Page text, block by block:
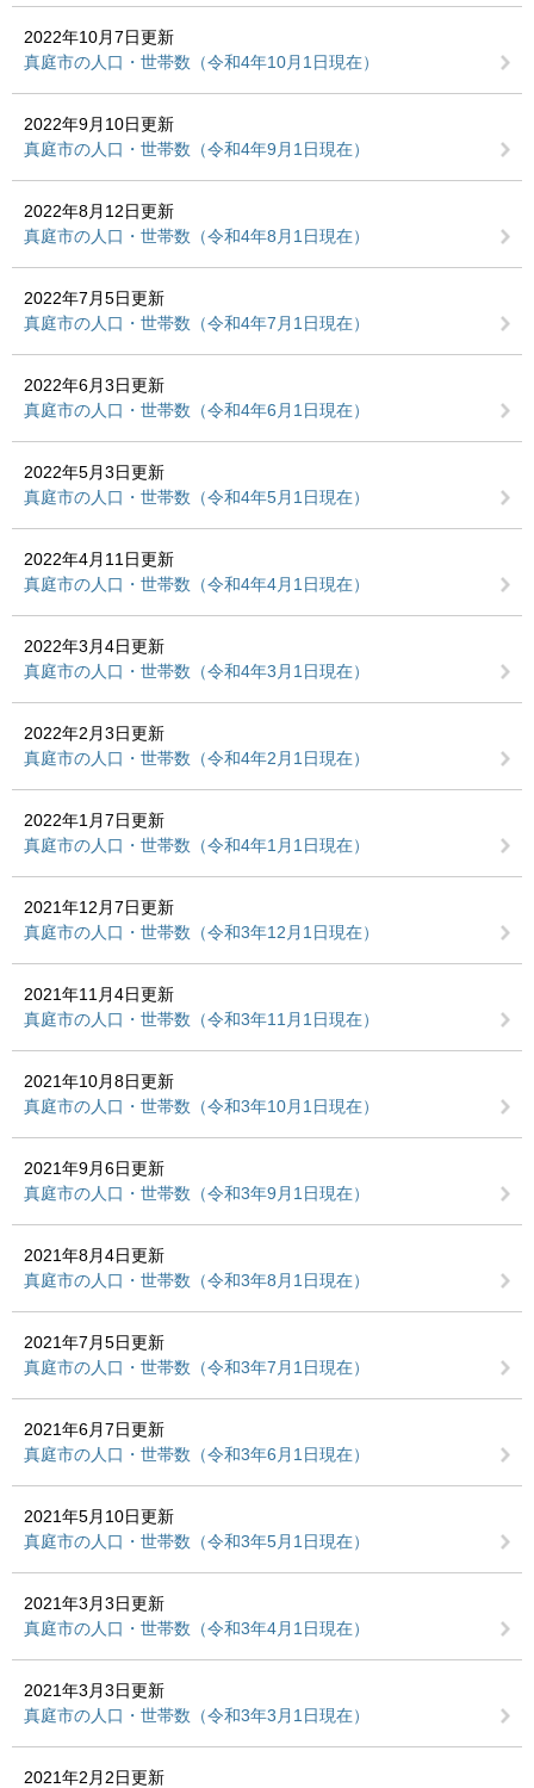
2022年10月7日更新
真庭市の人口・世帯数（令和4年10月1日現在）
2022年9月10日更新
真庭市の人口・世帯数（令和4年9月1日現在）
2022年8月12日更新
真庭市の人口・世帯数（令和4年8月1日現在）
2022年7月5日更新
真庭市の人口・世帯数（令和4年7月1日現在）
2022年6月3日更新
真庭市の人口・世帯数（令和4年6月1日現在）
2022年5月3日更新
真庭市の人口・世帯数（令和4年5月1日現在）
2022年4月11日更新
真庭市の人口・世帯数（令和4年4月1日現在）
2022年3月4日更新
真庭市の人口・世帯数（令和4年3月1日現在）
2022年2月3日更新
真庭市の人口・世帯数（令和4年2月1日現在）
2022年1月7日更新
真庭市の人口・世帯数（令和4年1月1日現在）
2021年12月7日更新
真庭市の人口・世帯数（令和3年12月1日現在）
2021年11月4日更新
真庭市の人口・世帯数（令和3年11月1日現在）
2021年10月8日更新
真庭市の人口・世帯数（令和3年10月1日現在）
2021年9月6日更新
真庭市の人口・世帯数（令和3年9月1日現在）
2021年8月4日更新
真庭市の人口・世帯数（令和3年8月1日現在）
2021年7月5日更新
真庭市の人口・世帯数（令和3年7月1日現在）
2021年6月7日更新
真庭市の人口・世帯数（令和3年6月1日現在）
2021年5月10日更新
真庭市の人口・世帯数（令和3年5月1日現在）
2021年3月3日更新
真庭市の人口・世帯数（令和3年4月1日現在）
2021年3月3日更新
真庭市の人口・世帯数（令和3年3月1日現在）
2021年2月2日更新